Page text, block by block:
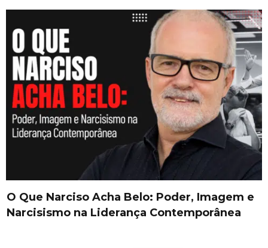
O Que Narciso Acha Belo: Poder, Imagem e
Narcisismo na Liderança Contemporânea